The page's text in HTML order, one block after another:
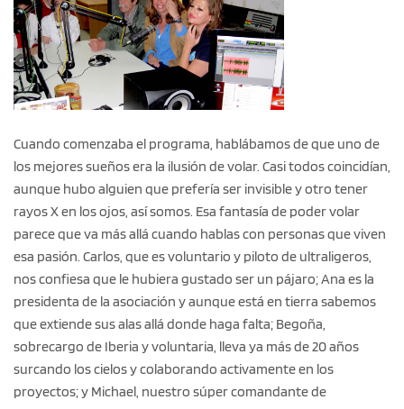
Cuando comenzaba el programa, hablábamos de que uno de
los mejores sueños era la ilusión de volar. Casi todos coincidían,
aunque hubo alguien que prefería ser invisible y otro tener
rayos X en los ojos, así somos. Esa fantasía de poder volar
parece que va más allá cuando hablas con personas que viven
esa pasión. Carlos, que es voluntario y piloto de ultraligeros,
nos confiesa que le hubiera gustado ser un pájaro; Ana es la
presidenta de la asociación y aunque está en tierra sabemos
que extiende sus alas allá donde haga falta; Begoña,
sobrecargo de Iberia y voluntaria, lleva ya más de 20 años
surcando los cielos y colaborando activamente en los
proyectos; y Michael, nuestro súper comandante de